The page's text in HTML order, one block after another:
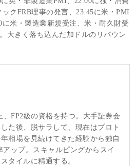
クFRB理事の発言、23:45に米・PMI
米・製造業新規受注、米・耐久財受
大きく落ち込んだ加ドルのリバウン
、FP2級の資格を持つ。大手証券会
た後、脱サラして、現在はプロト
相場を見続けてきた経験から独自
ップ。スキャルピングからスイ
タイルに精通する。